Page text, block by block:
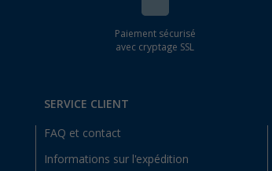
Paiement sécurisé
avec cryptage SSL
SERVICE CLIENT
FAQ et contact
Informations sur l'expédition